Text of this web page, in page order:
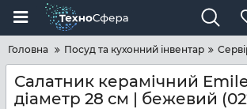
Головна Посуд та кухонний інвентар
Салатник керамічний
діаметр 28 см | бежевий